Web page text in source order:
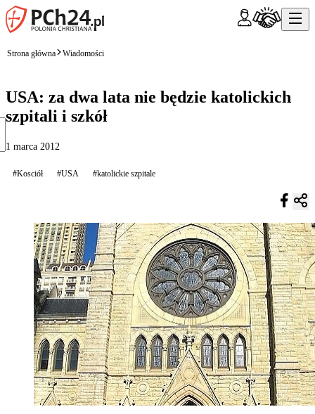
Strona główna Wiadomości
USA: za dwa lata nie będzie katolickich
szpitali i szkół
1 marca 2012
#Kosciół #USA #katolickie szpitale